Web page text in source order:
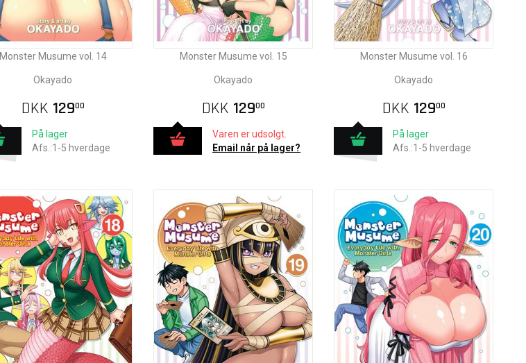
Monster Musume vol. 14
Okayado
DKK 12900
På lager
Afs.:1-5 hverdage
Monster Musume vol. 15
Okayado
DKK 12900
Varen er udsolgt.
Email når på lager?
Monster Musume vol. 16
Okayado
DKK 12900
På lager
Afs.:1-5 hverdage